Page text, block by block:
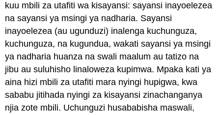
kuu mbili za utafiti wa kisayansi: sayansi inayoelezea
na sayansi ya msingi ya nadharia. Sayansi
inayoelezea (au ugunduzi) inalenga kuchunguza,
kuchunguza, na kugundua, wakati sayansi ya msingi
ya nadharia huanza na swali maalum au tatizo na
jibu au suluhisho linaloweza kupimwa. Mpaka kati ya
aina hizi mbili za utafiti mara nyingi hupigwa, kwa
sababu jitihada nyingi za kisayansi zinachanganya
njia zote mbili. Uchunguzi husababisha maswali,